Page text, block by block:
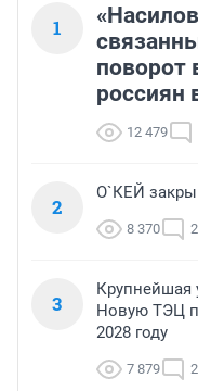
1
поворот
россиян
12 479
2
О`КЕЙ
8 370
3
Крупнейшая
Новую ТЭЦ
2028 году
7 879